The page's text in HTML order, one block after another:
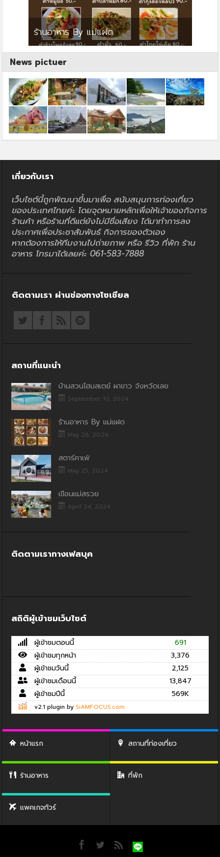
ร้านอาหาร By แม่แฝด
News pictuer
เกี่ยวกับเรา
เว็บไซต์นี้ถูกพัฒนาขึ้นมาเพื่อ สนับสนุนการท่องเที่ยว
ของประเทศไทยค่ะ โดยจุดหมายหลักเพื่อให้เจ้าของกิจการ
ร้านค้า หรือร้านที่ดีแต่ยังไม่มีชื่อเสียง ได้มาทำการลง
ประกาศเพื่อประชาสัมพันธ์ กิจการของตัวเอง
หากต้องการให้ทีมงานไปถ่ายภาพ หรือ รีวิว ที่พัก ร้าน
อาหาร โทรมาได้เลยค่ะ 061-583-7888
ติดตามเรา ผ่านช่องทางโซเชียล
สถานที่แนะนำ
บ้านสวนโฮมสเตย์ ผาขาว จังหวัดเลย
September 10, 2024
ร้านอาหาร By แม่แฝด
May 26, 2024
สตาร์คาเฟ่
May 25, 2024
เขื่อนแม่สรวย
April 24, 2024
ติดตามเราทางเฟสบุค
สถิติผู้เข้าชมเว็บไซต์
ผู้เข้าชมตอนนี้
691
ผู้เข้าชมทุกหน้า
3,376
ผู้เข้าชมวันนี้
2,125
ผู้เข้าชมเดือนนี้
13,847
ผู้เข้าชมปีนี้
569K
v2.1 plugin by SiAMFOCUS.com
หน้าแรก สถานที่ท่องเที่ยว
ร้านอาหาร ที่พัก
แพคเกจทัวร์